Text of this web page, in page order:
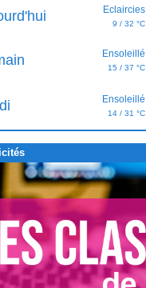
Eclaircies
9 / 32 °C
Ensoleillé
15 / 37 °C
Ensoleillé
14 / 31 °C